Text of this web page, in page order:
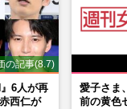
の記事(8.7)
』6人が再
西仁が
愛子さま
前の黄色